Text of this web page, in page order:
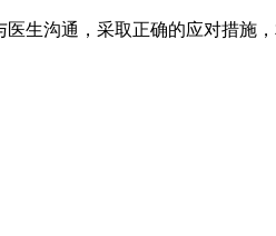
生沟通，采取正确的应对措施